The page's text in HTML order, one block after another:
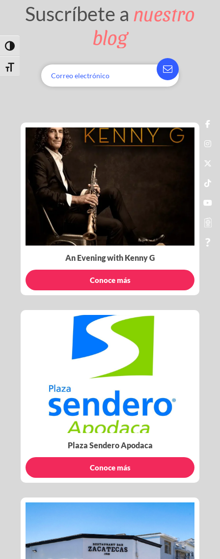
Toggle High Contrast
Toggle Font size
Suscríbete a nuestro
blog
An Evening with Kenny G
Conoce más
Plaza Sendero Apodaca
Conoce más